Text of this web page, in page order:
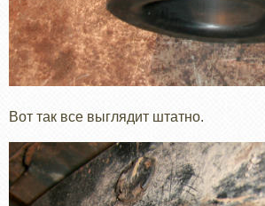
Вот так все выглядит штатно.